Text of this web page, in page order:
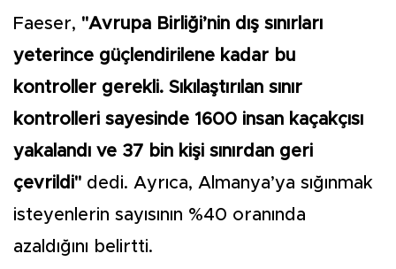
Faeser, "Avrupa Birliği’nin dış sınırları
yeterince güçlendirilene kadar bu
kontroller gerekli. Sıkılaştırılan sınır
kontrolleri sayesinde 1600 insan kaçakçısı
yakalandı ve 37 bin kişi sınırdan geri
çevrildi" dedi. Ayrıca, Almanya’ya sığınmak
isteyenlerin sayısının %40 oranında
azaldığını belirtti.